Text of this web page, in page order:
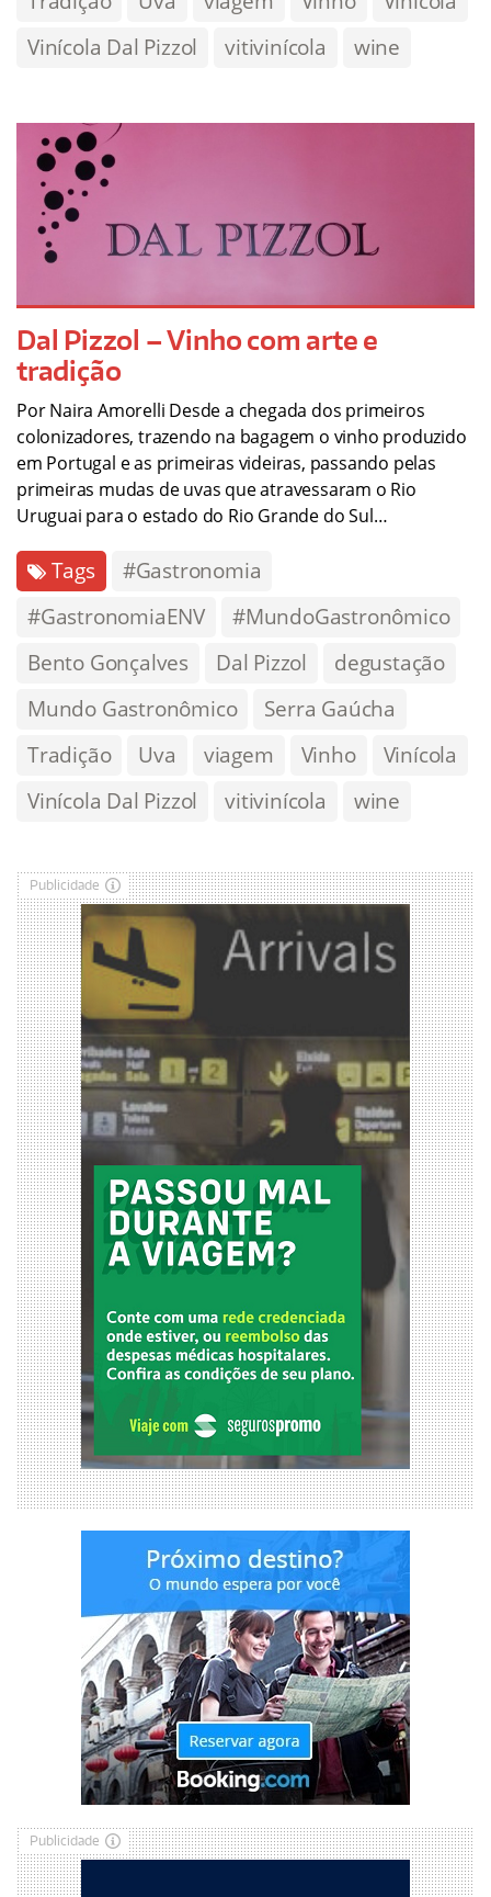
Vinícola Dal Pizzol
vitivinícola wine
Dal Pizzol – Vinho com arte e
tradição
Por Naira Amorelli Desde a chegada dos primeiros
colonizadores, trazendo na bagagem o vinho produzido
em Portugal e as primeiras videiras, passando pelas
primeiras mudas de uvas que atravessaram o Rio
Uruguai para o estado do Rio Grande do Sul…
Tags
#Gastronomia
#GastronomiaENV
#MundoGastronômico
Bento Gonçalves
Dal Pizzol
degustação
Mundo Gastronômico
Serra Gaúcha
Tradição
Uva viagem Vinho
Vinícola
Vinícola Dal Pizzol
vitivinícola wine
Publicidade
Publicidade